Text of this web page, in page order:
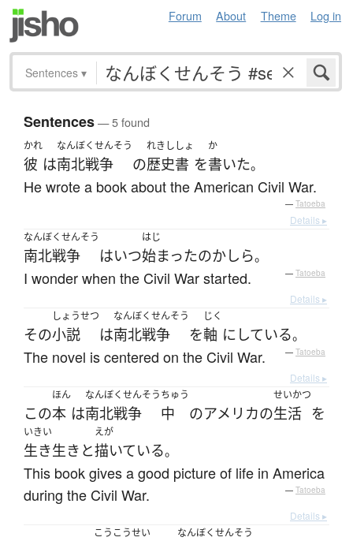
Forum About Theme Log in
Sentences ▾
Sentences— 5 found
かれ
彼 は
なんぼくせんそう
南北戦争 の
れきししょ
歴史書 を
か
書いた。
He wrote a book about the American Civil War.
— Tatoeba
Details ▸
なんぼくせんそう
南北戦争 はいつ
はじ
始まったのかしら。
I wonder when the Civil War started. — Tatoeba
Details ▸
その
しょうせつ
小説 は
なんぼくせんそう
南北戦争 を
じく
軸 に している。
The novel is centered on the Civil War. — Tatoeba
Details ▸
この
ほん
本 は
なんぼくせんそう
南北戦争
ちゅう
中 のアメリカの
せいかつ
生活 を
いきい
生き生きと
えが
描いている。
This book gives a good picture of life in America
during the Civil War.
— Tatoeba
Details ▸
こうこうせい なんぼくせんそう